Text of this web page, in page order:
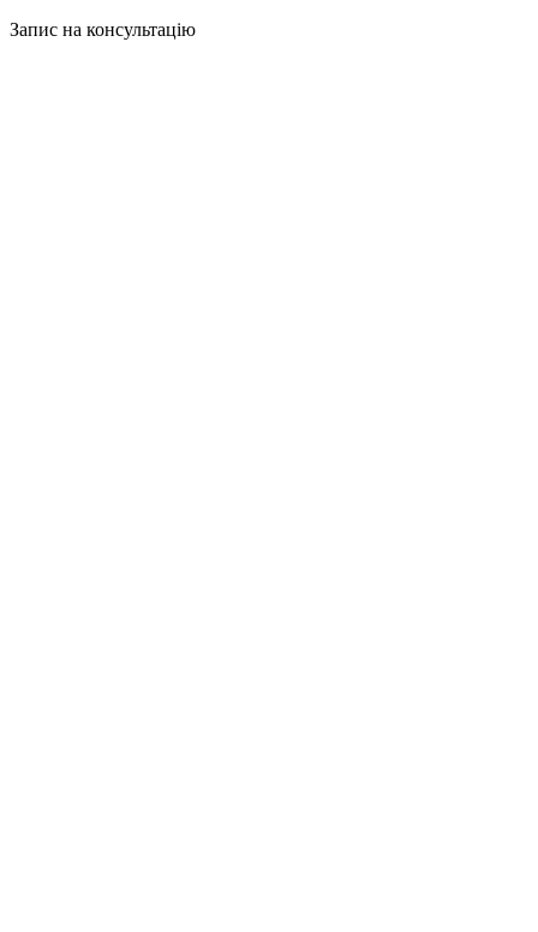
Запис на консультацію